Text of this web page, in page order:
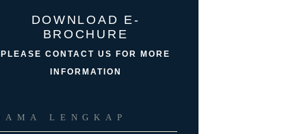
DOWNLOAD E-
BROCHURE
PLEASE CONTACT US FOR MORE
INFORMATION